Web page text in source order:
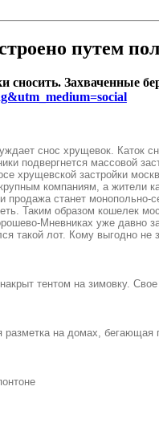
путем
сносить. Захваченные
снос хрущевок. Каток
подвергнется массовой
хрущевской застройки
компаниям, а жители
продажа станет монопольно-
Таким образом кошелек
Мневниках уже давно
такой лот. Кому выгодно
тентом на зимовку.
разметка на домах, бегающая